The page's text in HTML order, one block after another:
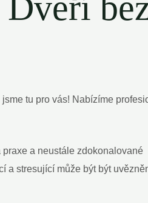
tu pro vás! Nabízíme
a neustále zdokonalované
a stresující může být být